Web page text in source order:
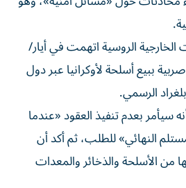
الخارجية الروسية اتهمت في أيار/
صربية ببيع أسلحة لأوكرانيا عبر دول
الرسمي.
بعدم تنفيذ العقود «عندما
النهائي» للطلب، ثم أكد أن
من الأسلحة والذخائر والمعدات